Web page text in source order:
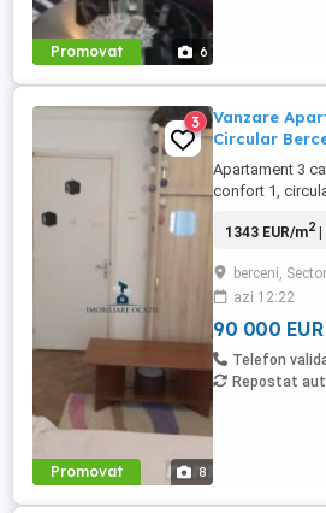
Promovat 6
Promovat 8
3
Vanzare
Circular
Apartament 3
confort 1,
cu geam
balcoane. Se
plata.
Suprafata totala:
1343 EUR/m2|
berceni,
azi 12:22
90 000 EUR
Telefon
Repostat